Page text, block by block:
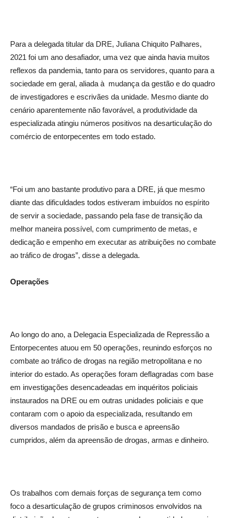
Para a delegada titular da DRE, Juliana Chiquito Palhares,
2021 foi um ano desafiador, uma vez que ainda havia muitos
reflexos da pandemia, tanto para os servidores, quanto para a
sociedade em geral, aliada à mudança da gestão e do quadro
de investigadores e escrivães da unidade. Mesmo diante do
cenário aparentemente não favorável, a produtividade da
especializada atingiu números positivos na desarticulação do
comércio de entorpecentes em todo estado.
“Foi um ano bastante produtivo para a DRE, já que mesmo
diante das dificuldades todos estiveram imbuídos no espírito
de servir a sociedade, passando pela fase de transição da
melhor maneira possível, com cumprimento de metas, e
dedicação e empenho em executar as atribuições no combate
ao tráfico de drogas”, disse a delegada.
Operações
Ao longo do ano, a Delegacia Especializada de Repressão a
Entorpecentes atuou em 50 operações, reunindo esforços no
combate ao tráfico de drogas na região metropolitana e no
interior do estado. As operações foram deflagradas com base
em investigações desencadeadas em inquéritos policiais
instaurados na DRE ou em outras unidades policiais e que
contaram com o apoio da especializada, resultando em
diversos mandados de prisão e busca e apreensão
cumpridos, além da apreensão de drogas, armas e dinheiro.
Os trabalhos com demais forças de segurança tem como
foco a desarticulação de grupos criminosos envolvidos na